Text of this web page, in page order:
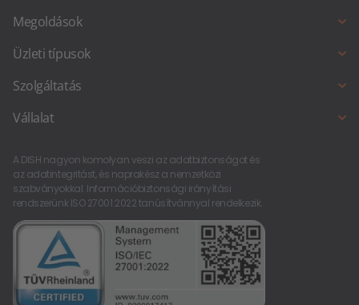
Megoldások
Online foglalás
DISH Website
Üzleti típusok
Teljes körű szolgáltatást nyújtó étterem
Ételkamion és ételstand
Szolgáltatás
DISH ügyfélszolgálat
Vállalat
Karrier a DISH-nél
kontakt
A DISH nagyon komolyan veszi az adatbiztonságot és
az adatintegritást, és naprakész a nemzetközi
szabványokkal. Információbiztonsági irányítási
rendszerünk ISO 27001:2022 tanúsítvánnyal rendelkezik.